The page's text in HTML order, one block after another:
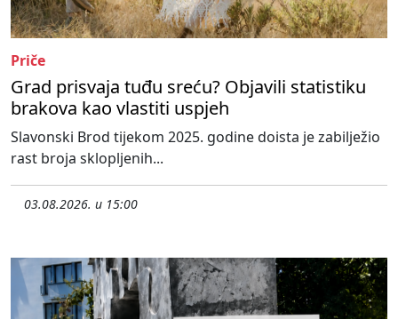
Priče
Grad prisvaja tuđu sreću? Objavili statistiku
brakova kao vlastiti uspjeh
Slavonski Brod tijekom 2025. godine doista je zabilježio
rast broja sklopljenih...
03.08.2026. u 15:00